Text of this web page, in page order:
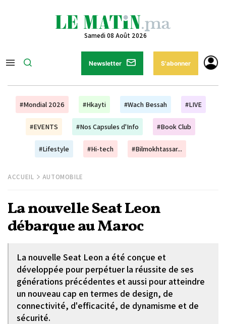
Samedi 08 Août 2026
Newsletter S'abonner
#Mondial 2026 #Hkayti #Wach Bessah #LIVE
#EVENTS #Nos Capsules d'Info #Book Club
#Lifestyle #Hi-tech #Bilmokhtassar...
ACCUEIL AUTOMOBILE
La nouvelle Seat Leon
débarque au Maroc
La nouvelle Seat Leon a été conçue et
développée pour perpétuer la réussite de ses
générations précédentes et aussi pour atteindre
un nouveau cap en termes de design, de
connectivité, d'efficacité, de dynamisme et de
sécurité.